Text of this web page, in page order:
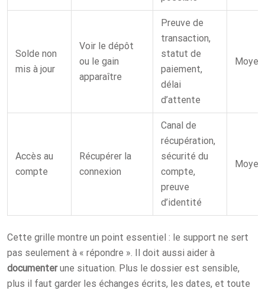
Solde non
mis à jour
Voir le dépôt
ou le gain
apparaître
Preuve de
transaction,
statut de
paiement,
délai
d’attente
Moyen
Accès au
compte
Récupérer la
connexion
Canal de
récupération,
sécurité du
compte,
preuve
d’identité
Moyen
Cette grille montre un point essentiel : le support ne sert
pas seulement à « répondre ». Il doit aussi aider à
documenterune situation. Plus le dossier est sensible,
plus il faut garder les échanges écrits, les dates, et toute